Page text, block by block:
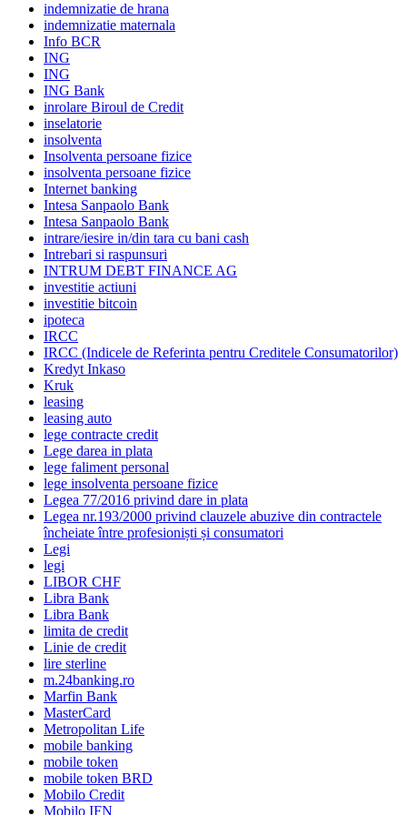
indemnizatie de hrana
indemnizatie maternala
Info BCR
ING
ING
ING Bank
inrolare Biroul de Credit
inselatorie
insolventa
Insolventa persoane fizice
insolventa persoane fizice
Internet banking
Intesa Sanpaolo Bank
Intesa Sanpaolo Bank
intrare/iesire in/din tara cu bani cash
Intrebari si raspunsuri
INTRUM DEBT FINANCE AG
investitie actiuni
investitie bitcoin
ipoteca
IRCC
IRCC (Indicele de Referinta pentru Creditele Consumatorilor)
Kredyt Inkaso
Kruk
leasing
leasing auto
lege contracte credit
Lege darea in plata
lege faliment personal
lege insolventa persoane fizice
Legea 77/2016 privind dare in plata
Legea nr.193/2000 privind clauzele abuzive din contractele
încheiate între profesioniști și consumatori
Legi
legi
LIBOR CHF
Libra Bank
Libra Bank
limita de credit
Linie de credit
lire sterline
m.24banking.ro
Marfin Bank
MasterCard
Metropolitan Life
mobile banking
mobile token
mobile token BRD
Mobilo Credit
Mobilo IFN